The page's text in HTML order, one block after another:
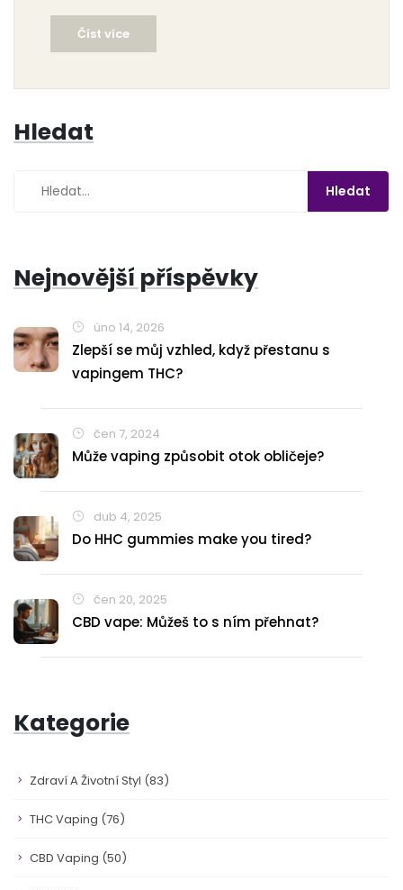
vědě.
Číst více
Hledat
Nejnovější příspěvky
úno 14, 2026
Zlepší se můj vzhled, když přestanu s
vapingem THC?
čen 7, 2024
Může vaping způsobit otok obličeje?
dub 4, 2025
Do HHC gummies make you tired?
čen 20, 2025
CBD vape: Můžeš to s ním přehnat?
Kategorie
Zdraví A Životní Styl (83)
THC Vaping (76)
CBD Vaping (50)